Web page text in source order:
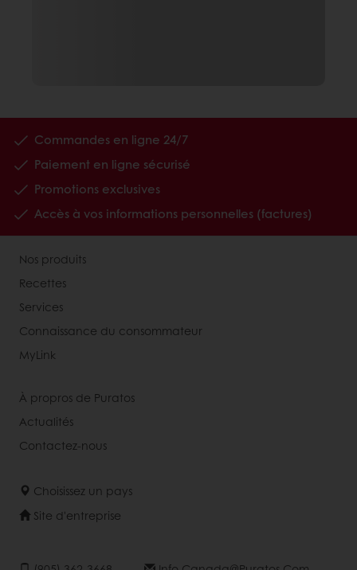
Commandes en ligne 24/7
Paiement en ligne sécurisé
Promotions exclusives
Accès à vos informations personnelles (factures)
Nos produits
Recettes
Services
Connaissance du consommateur
MyLink
À propros de Puratos
Actualités
Contactez-nous
Choisissez un pays
Site d'entreprise